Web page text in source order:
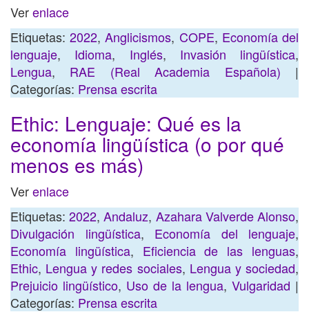
Verenlace
Etiquetas:2022,Anglicismos, COPE, Economía del
lenguaje, Idioma, Inglés, Invasión lingüística,
Lengua, RAE (Real Academia Española) |
Categorías: Prensa escrita
Ethic: Lenguaje: Qué es la
economía lingüística (o por qué
menos es más)
Verenlace
Etiquetas:2022,Andaluz, Azahara Valverde Alonso,
Divulgación lingüística, Economía del lenguaje,
Economía lingüística, Eficiencia de las lenguas,
Ethic, Lengua y redes sociales, Lengua y sociedad,
Prejuicio lingüístico, Uso de la lengua, Vulgaridad |
Categorías: Prensa escrita